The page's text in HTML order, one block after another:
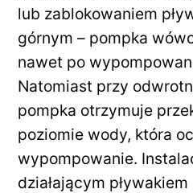
lub zablokowaniem
górnym – pompka
nawet po
Natomiast przy
pompka otrzymuje
poziomie wody, która
wypompowanie.
działającym